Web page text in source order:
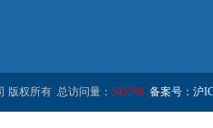
版权所有 总访问量： 545268 备案号：沪